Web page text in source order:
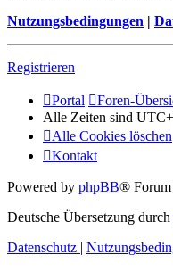
Nutzungsbedingungen |
Registrieren
Portal
Foren-
Alle Zeiten sind
Alle Cookies löschen
Kontakt
Powered by phpBB®
Deutsche Übersetzung durch
Datenschutz |